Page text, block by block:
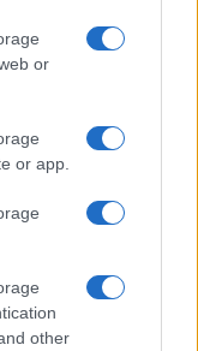
or
or app.
other
Woven City